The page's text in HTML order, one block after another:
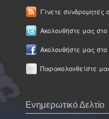
Γίνετε συνδρομητές
Ακολουθήστε μας στο
Ακολουθήστε μας στο
Παρακολουθείστε
Ενημερωτικό Δελτίο